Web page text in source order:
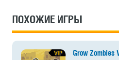
ПОХОЖИЕ ИГРЫ
Grow Zombies